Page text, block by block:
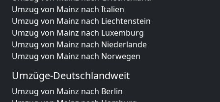
Umzug von Mainz nach Italien
Umzug von Mainz nach Liechtenstein
Umzug von Mainz nach Luxemburg
Umzug von Mainz nach Niederlande
Umzug von Mainz nach Norwegen
Umzüge-Deutschlandweit
Umzug von Mainz nach Berlin